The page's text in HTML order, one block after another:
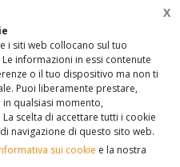
i siti web collocano sul tuo
informazioni in essi contenute
o il tuo dispositivo ma non ti
Puoi liberamente prestare,
qualsiasi momento,
scelta di accettare tutti i cookie
navigazione di questo sito web.
sui cookie e la nostra
X